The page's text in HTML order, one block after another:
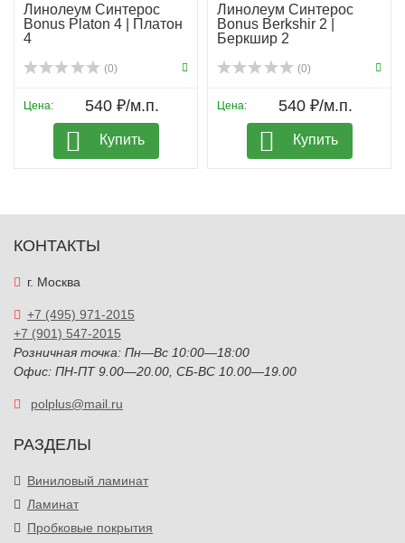
Линолеум Синтерос
Bonus Platon 4 | Платон
4
(0)
Цена: 540 ₽/м.п.
Купить
Линолеум Синтерос
Bonus Berkshir 2 |
Беркшир 2
(0)
Цена: 540 ₽/м.п.
Купить
КОНТАКТЫ
г. Москва
+7 (495) 971-2015
+7 (901) 547-2015
Розничная точка: Пн—Вс 10:00—18:00
Офис: ПН-ПТ 9.00—20.00, СБ-ВС 10.00—19.00
polplus@mail.ru
РАЗДЕЛЫ
Виниловый ламинат
Ламинат
Пробковые покрытия